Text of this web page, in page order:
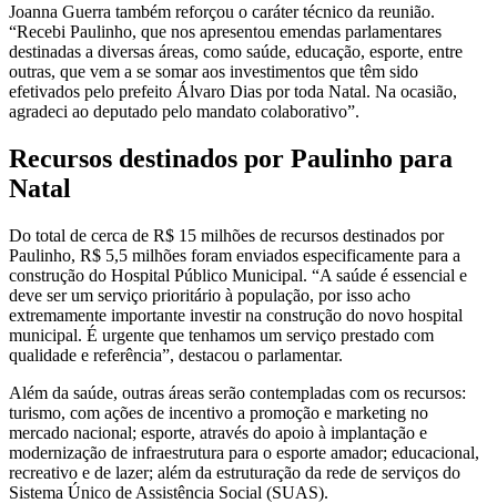
Joanna Guerra também reforçou o caráter técnico da reunião.
“Recebi Paulinho, que nos apresentou emendas parlamentares
destinadas a diversas áreas, como saúde, educação, esporte, entre
outras, que vem a se somar aos investimentos que têm sido
efetivados pelo prefeito Álvaro Dias por toda Natal. Na ocasião,
agradeci ao deputado pelo mandato colaborativo”.
Recursos destinados por Paulinho para
Natal
Do total de cerca de R$ 15 milhões de recursos destinados por
Paulinho, R$ 5,5 milhões foram enviados especificamente para a
construção do Hospital Público Municipal. “A saúde é essencial e
deve ser um serviço prioritário à população, por isso acho
extremamente importante investir na construção do novo hospital
municipal. É urgente que tenhamos um serviço prestado com
qualidade e referência”, destacou o parlamentar.
Além da saúde, outras áreas serão contempladas com os recursos:
turismo, com ações de incentivo a promoção e marketing no
mercado nacional; esporte, através do apoio à implantação e
modernização de infraestrutura para o esporte amador; educacional,
recreativo e de lazer; além da estruturação da rede de serviços do
Sistema Único de Assistência Social (SUAS).